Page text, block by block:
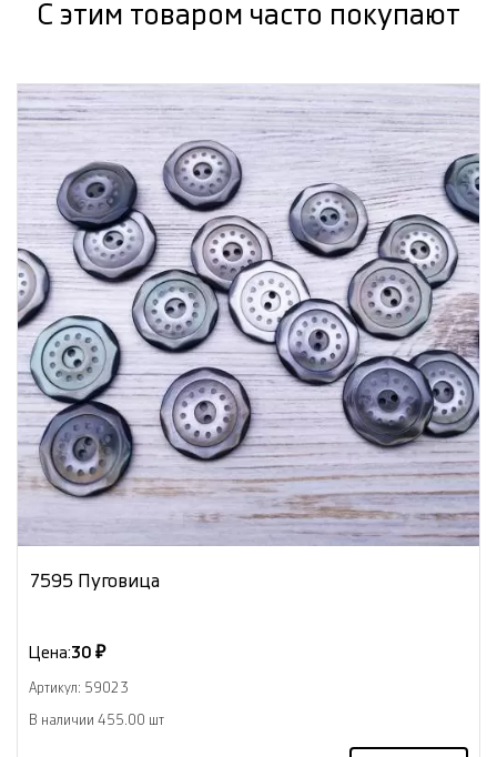
С этим товаром часто покупают
7595 Пуговица
Цена:30 ₽
Артикул: 59023
В наличии 455.00 шт